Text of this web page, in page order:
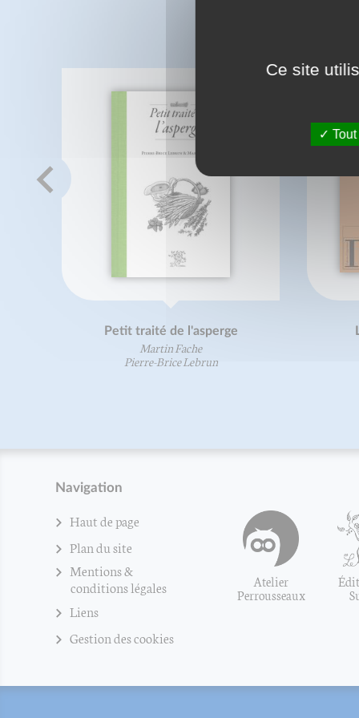
Petit traité de l'asperge
Martin Fache
Pierre-Brice Lebrun
Navigation
Haut de page
Plan du site
Mentions &
conditions légales
Liens
Gestion des cookies
Atelier
Perrousseaux
Ce site